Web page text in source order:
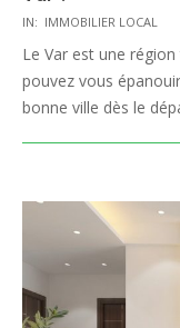
2020-
08-
06
IN: IMMOBILIER LOCAL
Le Var est une
pouvez vous
bonne ville dès le